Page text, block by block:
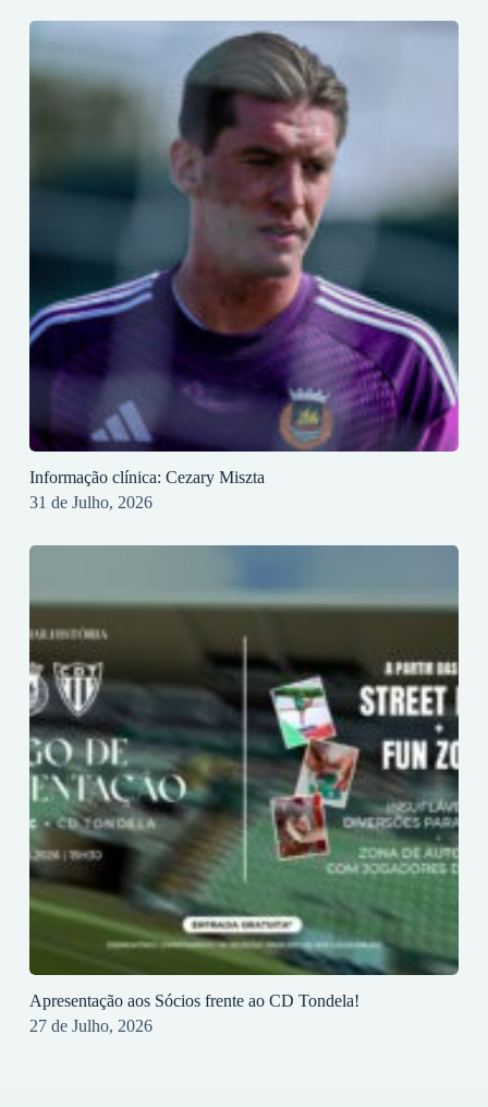
Informação clínica: Cezary Miszta
31 de Julho, 2026
Apresentação aos Sócios frente ao CD Tondela!
27 de Julho, 2026